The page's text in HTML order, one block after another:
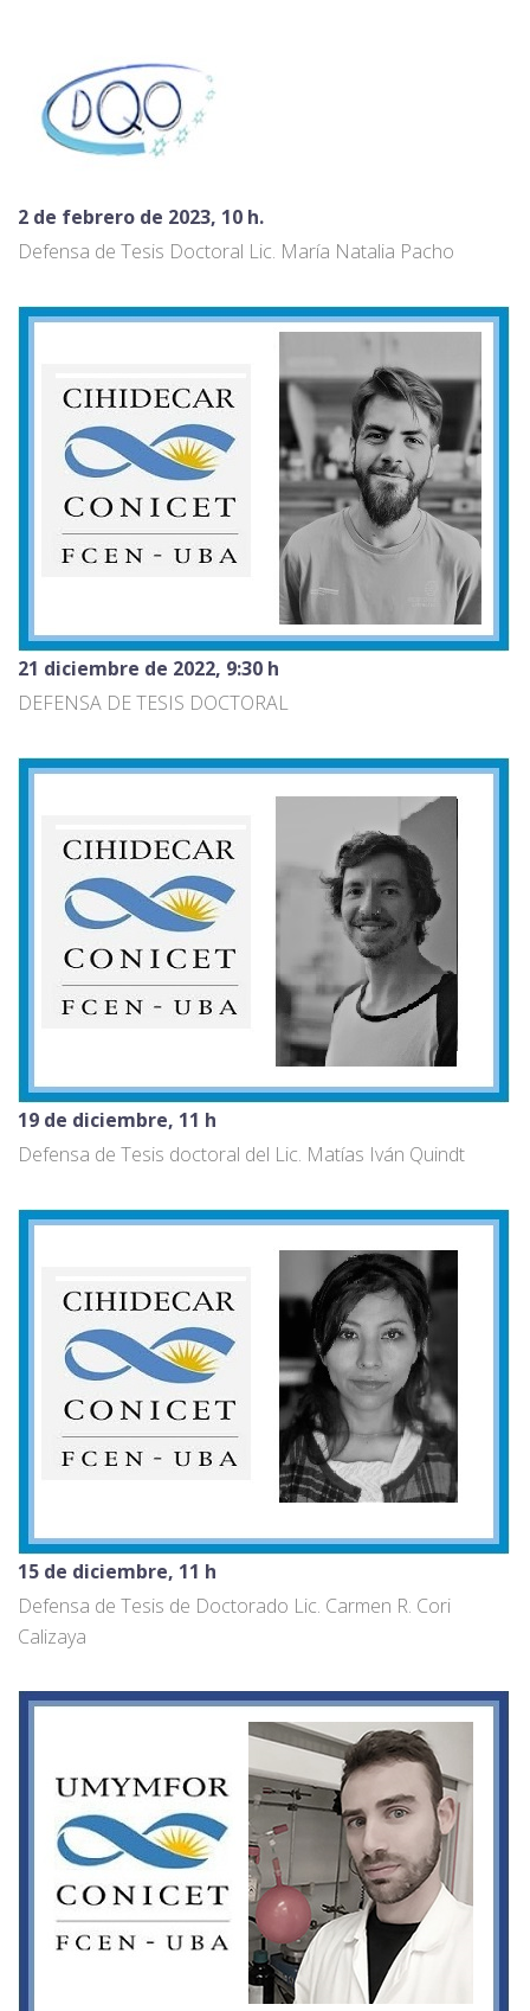
2 de febrero de 2023, 10 h.
Defensa de Tesis Doctoral Lic. María Natalia Pacho
21 diciembre de 2022, 9:30 h
DEFENSA DE TESIS DOCTORAL
19 de diciembre, 11 h
Defensa de Tesis doctoral del Lic. Matías Iván Quindt
15 de diciembre, 11 h
Defensa de Tesis de Doctorado Lic. Carmen R. Cori
Calizaya